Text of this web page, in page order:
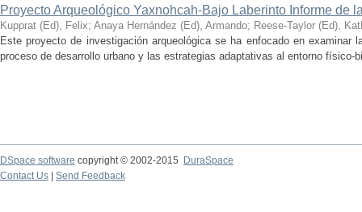
Proyecto Arqueológico Yaxnohcah-Bajo Laberinto Informe de
Kupprat (Ed), Felix; Anaya Hernández (Ed), Armando; Reese-Taylor (Ed),
Este proyecto de investigación arqueológica se ha enfocado en examinar
proceso de desarrollo urbano y las estrategias adaptativas al entorno físico-
DSpace software copyright © 2002-2015
DuraSpace
Contact Us
Send Feedback